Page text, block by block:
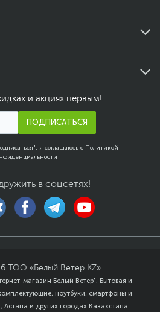
и акциях первым!
ПОДПИСАТЬСЯ
я соглашаюсь с Политикой
в соцсетях!
ТОО «Белый Ветер KZ»
магазин Белый Ветер". Бытовая и
ноутбуки, смартфоны и
Астана и других городах Казахстана.